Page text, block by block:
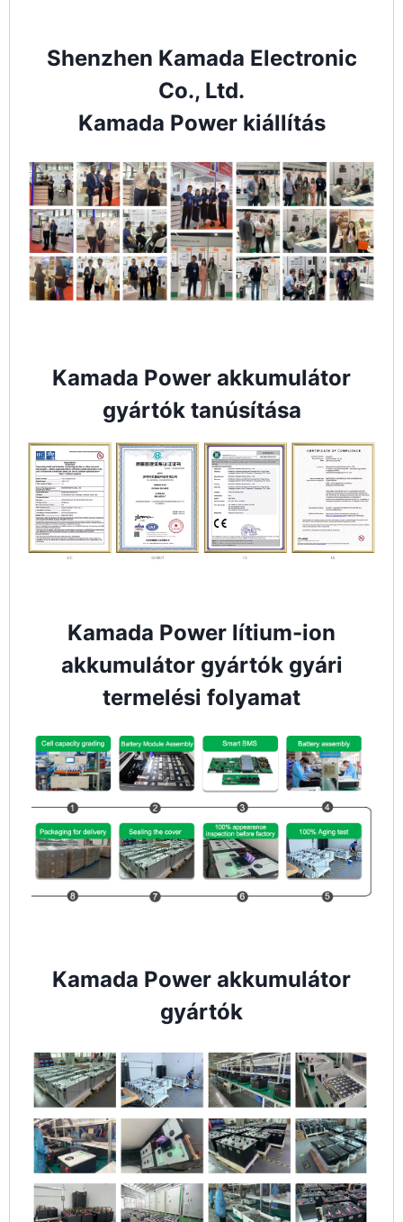
Shenzhen Kamada Electronic
Co., Ltd.
Kamada Power kiállítás
Kamada Power akkumulátor
gyártók tanúsítása
Kamada Power lítium-ion
akkumulátor gyártók gyári
termelési folyamat
Kamada Power akkumulátor
gyártók